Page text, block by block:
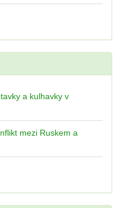
a kulhavky v
mezi Ruskem a